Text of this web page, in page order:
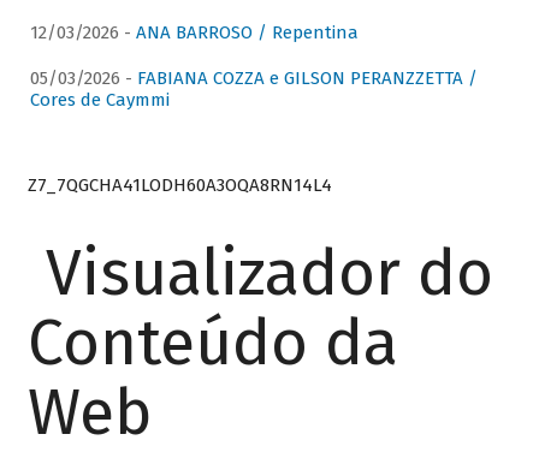
12/03/2026 - ANA BARROSO / Repentina
05/03/2026 - FABIANA COZZA e GILSON PERANZZETTA /
Cores de Caymmi
Z7_7QGCHA41LODH60A3OQA8RN14L4
Visualizador do
Conteúdo da
Web